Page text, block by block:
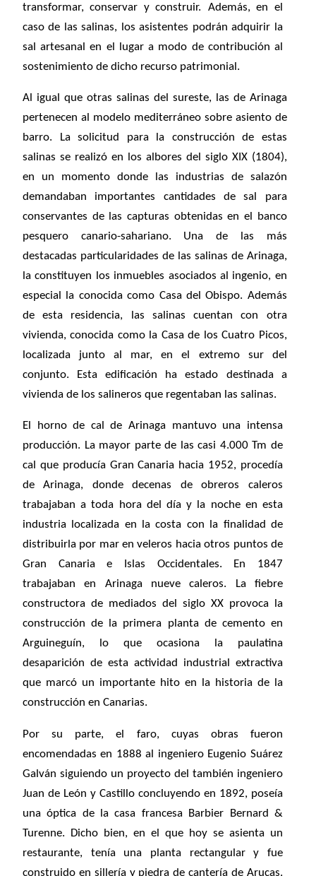
transformar, conservar y construir.
Además, en el
caso de las salinas,
los asistentes podrán adquirir la
sal artesanal en el lugar a modo de contribución al
sostenimiento de dicho recurso patrimonial.
Al igual que otras salinas del sureste, las de Arinaga
pertenecen al modelo mediterráneo sobre asiento de
barro. La solicitud para la construcción de estas
salinas se realizó en los albores del siglo XIX (1804),
en un momento donde las industrias de salazón
demandaban importantes cantidades de sal para
conservantes de las capturas obtenidas en el banco
pesquero canario-sahariano. Una de las más
destacadas particularidades de las salinas de Arinaga,
la constituyen los inmuebles asociados al ingenio, en
especial la conocida como Casa del Obispo. Además
de esta residencia, las salinas cuentan con otra
vivienda, conocida como la Casa de los Cuatro Picos,
localizada junto al mar, en el extremo sur del
conjunto. Esta edificación ha estado destinada a
vivienda de los salineros que regentaban las salinas.
El horno de cal de Arinaga mantuvo una intensa
producción. La mayor parte de las casi 4.000 Tm de
cal que producía Gran Canaria hacia 1952, procedía
de Arinaga, donde decenas de obreros caleros
trabajaban a toda hora del día y la noche en esta
industria localizada en la costa con la finalidad de
distribuirla por mar en veleros hacia otros puntos de
Gran Canaria e Islas Occidentales. En 1847
trabajaban en Arinaga nueve caleros. La fiebre
constructora de mediados del siglo XX provoca la
construcción de la primera planta de cemento en
Arguineguín, lo que ocasiona la paulatina
desaparición de esta actividad industrial extractiva
que marcó un importante hito en la historia de la
construcción en Canarias.
Por su parte, el faro, cuyas obras fueron
encomendadas en 1888 al ingeniero Eugenio Suárez
Galván siguiendo un proyecto del también ingeniero
Juan de León y Castillo concluyendo en 1892, poseía
una óptica de la casa francesa Barbier Bernard &
Turenne. Dicho bien, en el que hoy se asienta un
restaurante, tenía una planta rectangular y fue
construido en sillería y piedra de cantería de Arucas.